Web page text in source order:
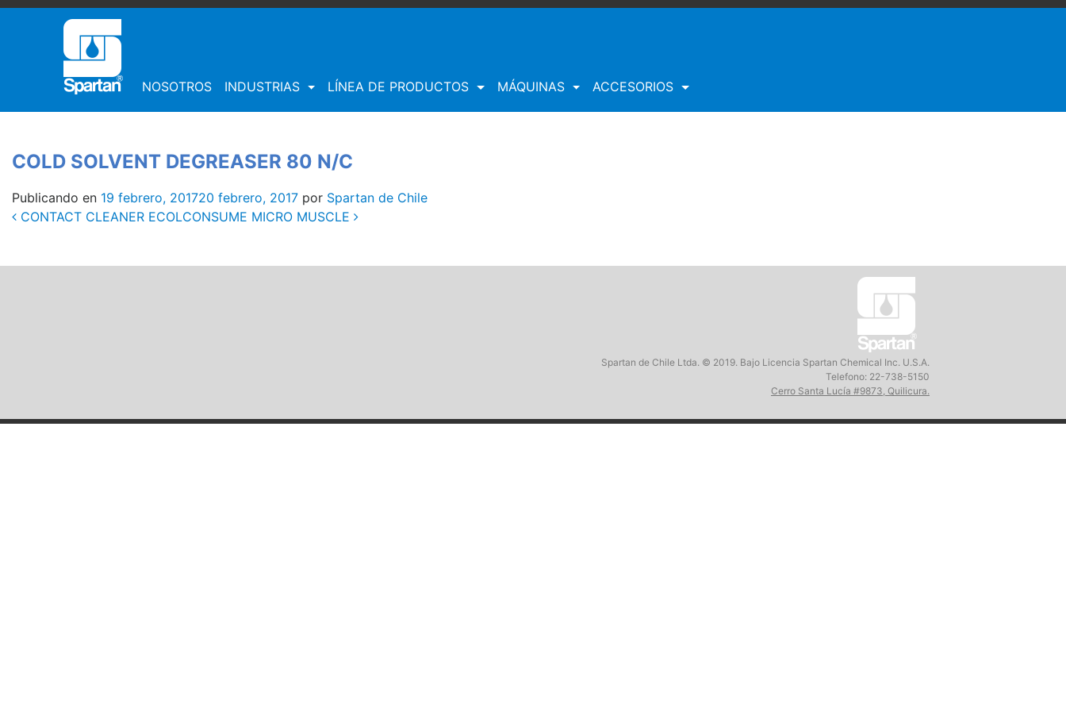
NOSOTROS INDUSTRIAS LÍNEA DE PRODUCTOS MÁQUINAS ACCESORIOS
COLD SOLVENT DEGREASER 80 N/C
Publicando en 19 febrero, 201720 febrero, 2017 por Spartan de Chile
Post
CONTACT CLEANER ECOLCONSUME MICRO MUSCLE
Spartan de Chile Ltda. © 2019. Bajo Licencia Spartan Chemical Inc. U.S.A.
Telefono: 22-738-5150
Cerro Santa Lucía #9873, Quilicura.